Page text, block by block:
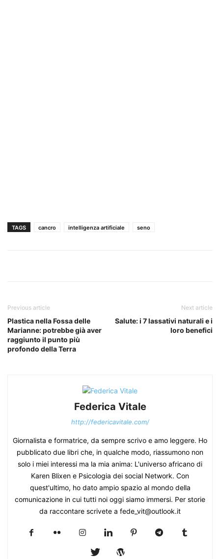
TAGS cancro intelligenza artificiale seno
Previous article
Plastica nella Fossa delle
Marianne: potrebbe già aver
raggiunto il punto più
profondo della Terra
Next article
Salute: i 7 lassativi naturali e i
loro benefici
Federica Vitale
http://federicavitale.com/
Giornalista e formatrice, da sempre scrivo e amo leggere. Ho
pubblicato due libri che, in qualche modo, riassumono non
solo i miei interessi ma la mia anima: L'universo africano di
Karen Blixen e Psicologia dei social Network. Con
quest'ultimo, ho dato ampio spazio al mondo della
comunicazione in cui tutti noi oggi siamo immersi. Per storie
da raccontare scrivete a fede_vit@outlook.it